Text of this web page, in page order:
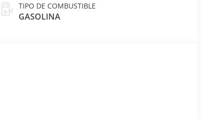
TIPO DE COMBUSTIBLE
GASOLINA